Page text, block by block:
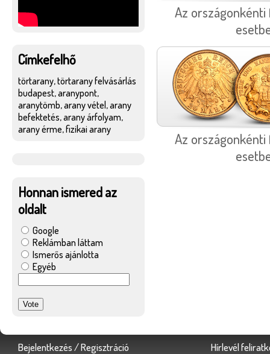
Címkefelhő
törtarany, törtarany felvásárlás
budapest, aranypont,
aranytömb, arany vétel, arany
befektetés, arany árfolyam,
arany érme, fizikai arany
Honnan ismered az
oldalt
Google
Reklámban láttam
Ismerős ajánlotta
Egyéb
Az
Az
Bejelentkezés / Regisztráció Hírlevél